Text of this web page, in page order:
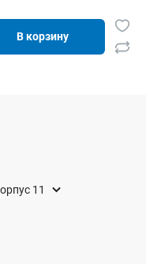
В корзину
11